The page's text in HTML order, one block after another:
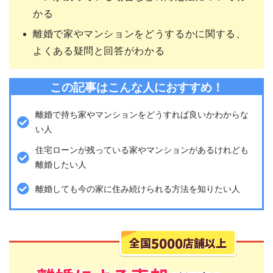
かる
離婚で家やマンションをどうするかに関する、
よくある疑問と回答がわかる
この記事はこんな人におすすめ！
離婚で持ち家やマンションをどうすれば良いかわからな
い人
住宅ローンが残っている家やマンションがあるけれども
離婚したい人
離婚しても今の家に住み続けられる方法を知りたい人